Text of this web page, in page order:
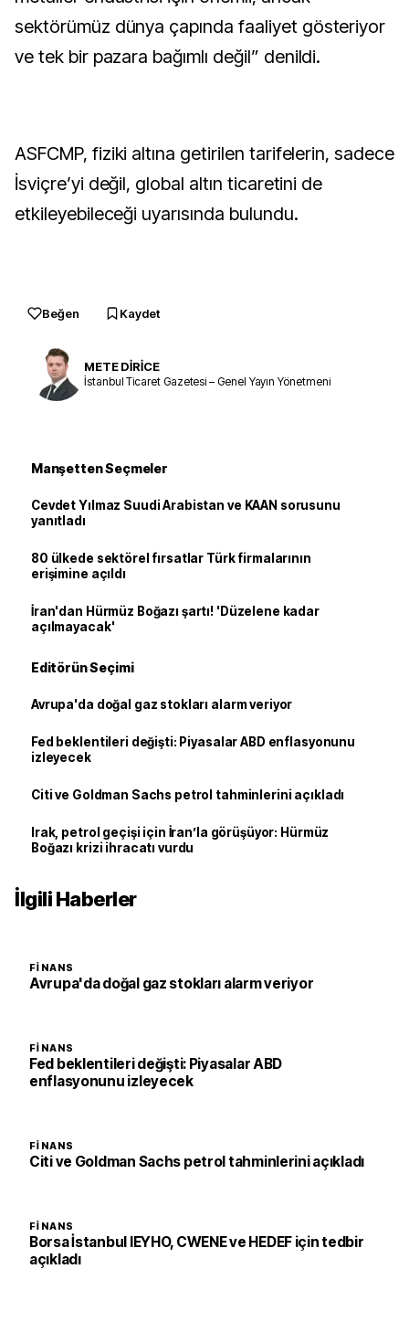
sektörümüz dünya çapında faaliyet gösteriyor
ve tek bir pazara bağımlı değil” denildi.
ASFCMP, fiziki altına getirilen tarifelerin, sadece
İsviçre’yi değil, global altın ticaretini de
etkileyebileceği uyarısında bulundu.
Beğen Kaydet
METE DİRİCE
İstanbul Ticaret Gazetesi – Genel Yayın Yönetmeni
Manşetten Seçmeler
Cevdet Yılmaz Suudi Arabistan ve KAAN sorusunu
yanıtladı
80 ülkede sektörel fırsatlar Türk firmalarının
erişimine açıldı
İran'dan Hürmüz Boğazı şartı! 'Düzelene kadar
açılmayacak'
Editörün Seçimi
Avrupa'da doğal gaz stokları alarm veriyor
Fed beklentileri değişti: Piyasalar ABD enflasyonunu
izleyecek
Citi ve Goldman Sachs petrol tahminlerini açıkladı
Irak, petrol geçişi için İran’la görüşüyor: Hürmüz
Boğazı krizi ihracatı vurdu
İlgili Haberler
FINANS
Avrupa'da doğal gaz stokları alarm veriyor
FINANS
Fed beklentileri değişti: Piyasalar ABD
enflasyonunu izleyecek
FINANS
Citi ve Goldman Sachs petrol tahminlerini açıkladı
FINANS
Borsa İstanbul IEYHO, CWENE ve HEDEF için tedbir
açıkladı